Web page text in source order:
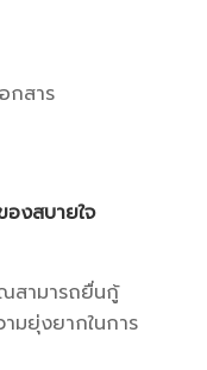
งสบายใจ
สามารถยื่นกู้
มยุ่งยากในการ